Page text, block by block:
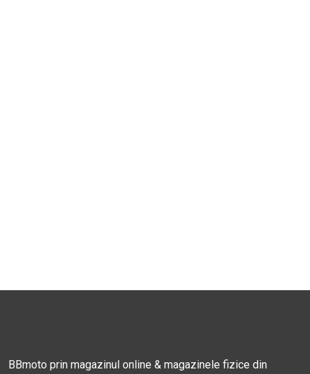
BBmoto prin magazinul online & magazinele fizice din